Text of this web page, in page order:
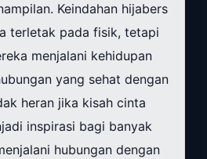
Keindahan hijabers
terletak pada fisik, tetapi
menjalani kehidupan
yang sehat dengan
heran jika kisah cinta
inspirasi bagi banyak
hubungan dengan